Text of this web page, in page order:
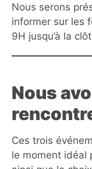
Nous serons
informer sur les
9H jusqu’à la
Nous
Ces trois
le moment idéal